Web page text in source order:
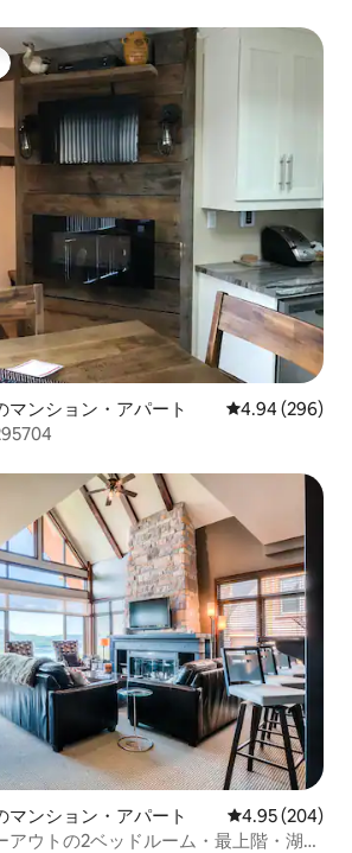
イスです。
マンション・アパート レビュー296
4.94 (296)
295704
マンション・アパート レビュー204
4.95 (204)
アウトの2ベッドルーム・最上階・湖の